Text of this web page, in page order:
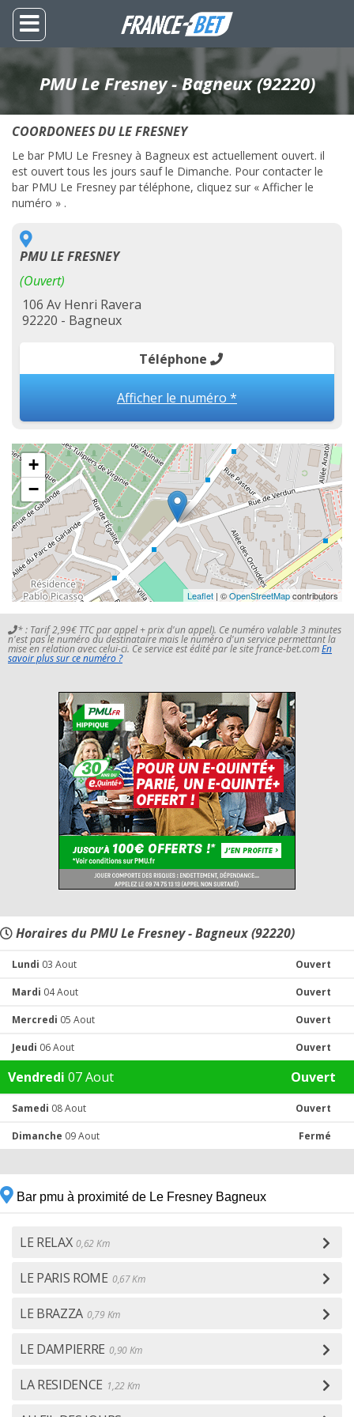
PMU Le Fresney - Bagneux (92220)
COORDONEES DU LE FRESNEY
Le bar PMU Le Fresney à Bagneux est actuellement ouvert. il
est ouvert tous les jours sauf le Dimanche. Pour contacter le
bar PMU Le Fresney par téléphone, cliquez sur « Afficher le
numéro » .
PMU LE FRESNEY
(Ouvert)
106 Av Henri Ravera
92220 - Bagneux
Téléphone
Afficher le numéro *
+
−
Leaflet | ©OpenStreetMapcontributors
* : Tarif 2,99€ TTC par appel + prix d'un appel). Ce numéro valable 3 minutes
n'est pas le numéro du destinataire mais le numéro d'un service permettant la
mise en relation avec celui-ci. Ce service est édité par le site france-bet.comEn
savoir plus sur ce numéro ?
Horaires du PMU Le Fresney - Bagneux (92220)
Lundi 03 Aout Ouvert
Mardi 04 Aout Ouvert
Mercredi 05 Aout Ouvert
Jeudi 06 Aout Ouvert
Vendredi 07 Aout Ouvert
Samedi 08 Aout Ouvert
Dimanche 09 Aout Fermé
Bar pmu à proximité de Le Fresney Bagneux
LE RELAX 0,62 Km
LE PARIS ROME 0,67 Km
LE BRAZZA 0,79 Km
LE DAMPIERRE 0,90 Km
LA RESIDENCE 1,22 Km